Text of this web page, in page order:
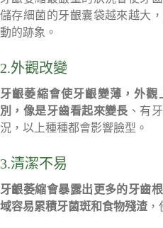
儲存細菌的牙齦囊袋越來越大
動的跡象。
2.外觀改變
牙齦萎縮會使牙齦變薄，外觀
別，像是牙齒看起來變長 、有
況，以上種種都會影響臉型。
3.清潔不易
牙齦萎縮會暴露出更多的牙齒
域容易累積牙菌斑和食物殘渣